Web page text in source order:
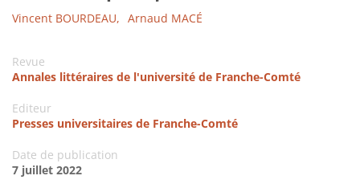
Vincent BOURDEAU, Arnaud MACÉ
Revue
Annales littéraires de l'université de Franche-Comté
Editeur
Presses universitaires de Franche-Comté
Date de publication
7 juillet 2022